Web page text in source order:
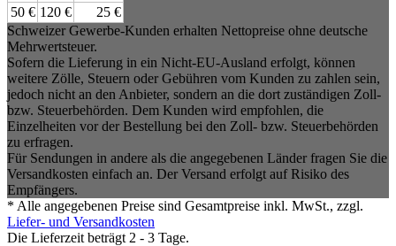
50 € 120 €
25 €
Schweizer Gewerbe-Kunden erhalten Nettopreise ohne deutsche
Mehrwertsteuer.
Sofern die Lieferung in ein Nicht-EU-Ausland erfolgt, können
weitere Zölle, Steuern oder Gebühren vom Kunden zu zahlen sein,
jedoch nicht an den Anbieter, sondern an die dort zuständigen Zoll-
bzw. Steuerbehörden. Dem Kunden wird empfohlen, die
Einzelheiten vor der Bestellung bei den Zoll- bzw. Steuerbehörden
zu erfragen.
Für Sendungen in andere als die angegebenen Länder fragen Sie die
Versandkosten einfach an. Der Versand erfolgt auf Risiko des
Empfängers.
* Alle angegebenen Preise sind Gesamtpreise inkl. MwSt., zzgl.
Liefer- und Versandkosten
Die Lieferzeit beträgt 2 - 3 Tage.